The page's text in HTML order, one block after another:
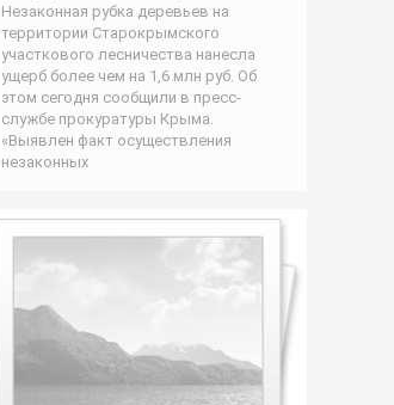
Незаконная рубка деревьев на
территории Старокрымского
участкового лесничества нанесла
ущерб более чем на 1,6 млн руб. Об
этом сегодня сообщили в пресс-
службе прокуратуры Крыма.
«Выявлен факт осуществления
незаконных